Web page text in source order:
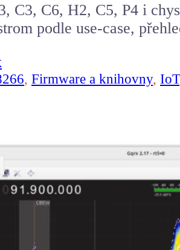
C3, C6, H2, C5, P4 i
podle use-case,
, Firmware a knihovny, IoT